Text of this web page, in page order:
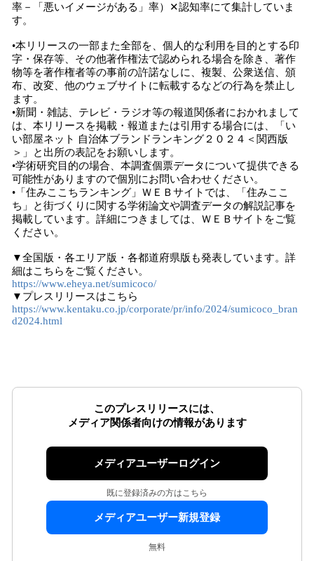
率－「悪いイメージがある」率）✕認知率にて集計していま
す。
•本リリースの一部また全部を、個人的な利用を目的とする印
字・保存等、その他著作権法で認められる場合を除き、著作
物等を著作権者等の事前の許諾なしに、複製、公衆送信、頒
布、改変、他のウェブサイトに転載するなどの行為を禁止し
ます。
•新聞・雑誌、テレビ・ラジオ等の報道関係者におかれまして
は、本リリースを掲載・報道または引用する場合には、「い
い部屋ネット 自治体ブランドランキング２０２４＜関西版
＞」と出所の表記をお願いします。
•学術研究目的の場合、本調査個票データについて提供できる
可能性がありますので個別にお問い合わせください。
•「住みここちランキング」ＷＥＢサイトでは、「住みここ
ち」と街づくりに関する学術論文や調査データの解説記事を
掲載しています。詳細につきましては、ＷＥＢサイトをご覧
ください。
▼全国版・各エリア版・各都道府県版も発表しています。詳
細はこちらをご覧ください。
https://www.eheya.net/sumicoco/
▼プレスリリースはこちら
https://www.kentaku.co.jp/corporate/pr/info/2024/sumicoco_bran
d2024.html
このプレスリリースには、
メディア関係者向けの情報があります
メディアユーザーログイン
既に登録済みの方はこちら
メディアユーザー新規登録
無料